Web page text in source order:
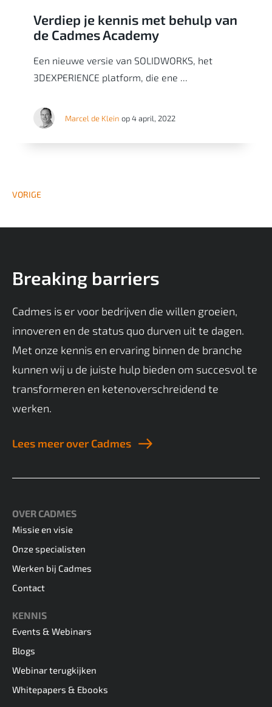
Verdiep je kennis met behulp van
de Cadmes Academy
Een nieuwe versie van SOLIDWORKS, het
3DEXPERIENCE platform, die ene ...
Marcel de Klein op 4 april, 2022
VORIGE
Breaking barriers
Cadmes is er voor bedrijven die willen groeien,
innoveren en de status quo durven uit te dagen.
Met onze kennis en ervaring binnen de branche
kunnen wij u de juiste hulp bieden om succesvol te
transformeren en ketenoverschreidend te
werken.
Lees meer over Cadmes
OVER CADMES
Missie en visie
Onze specialisten
Werken bij Cadmes
Contact
KENNIS
Events & Webinars
Blogs
Webinar terugkijken
Whitepapers & Ebooks